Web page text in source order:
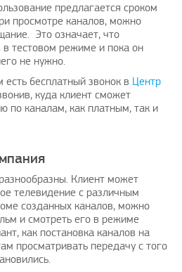
предлагается сроком
просмотре каналов, можно
Это означает, что
в тестовом режиме и пока он
не нужно.
есть бесплатный звонок в Центр
куда клиент сможет
по каналам, как платным, так и
Клиент может
телевидение с различным
созданных каналов, можно
и смотреть его в режиме
как постановка каналов на
просматривать передачу с того